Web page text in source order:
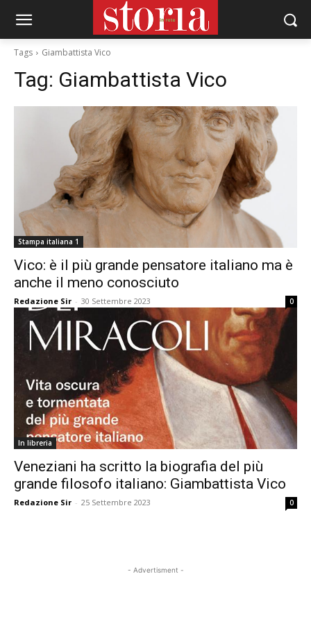
Tags Giambattista Vico
Tag: Giambattista Vico
Stampa italiana 1
Vico: è il più grande pensatore italiano ma è
anche il meno conosciuto
Redazione Sir - 30 Settembre 2023 0
In libreria
Veneziani ha scritto la biografia del più
grande filosofo italiano: Giambattista Vico
Redazione Sir - 25 Settembre 2023 0
- Advertisment -